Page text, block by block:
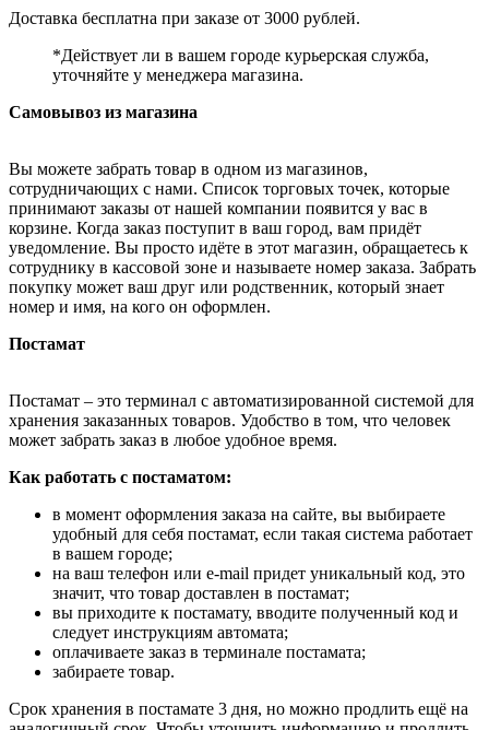
Доставка бесплатна при заказе от 3000 рублей.
*Действует ли в вашем городе курьерская служба,
уточняйте у менеджера магазина.
Самовывоз из магазина
Вы можете забрать товар в одном из магазинов,
сотрудничающих с нами. Список торговых точек, которые
принимают заказы от нашей компании появится у вас в
корзине. Когда заказ поступит в ваш город, вам придёт
уведомление. Вы просто идёте в этот магазин, обращаетесь к
сотруднику в кассовой зоне и называете номер заказа. Забрать
покупку может ваш друг или родственник, который знает
номер и имя, на кого он оформлен.
Постамат
Постамат – это терминал с автоматизированной системой для
хранения заказанных товаров. Удобство в том, что человек
может забрать заказ в любое удобное время.
Как работать с постаматом:
в момент оформления заказа на сайте, вы выбираете
удобный для себя постамат, если такая система работает
в вашем городе;
на ваш телефон или e-mail придет уникальный код, это
значит, что товар доставлен в постамат;
вы приходите к постамату, вводите полученный код и
следует инструкциям автомата;
оплачиваете заказ в терминале постамата;
забираете товар.
Срок хранения в постамате 3 дня, но можно продлить ещё на